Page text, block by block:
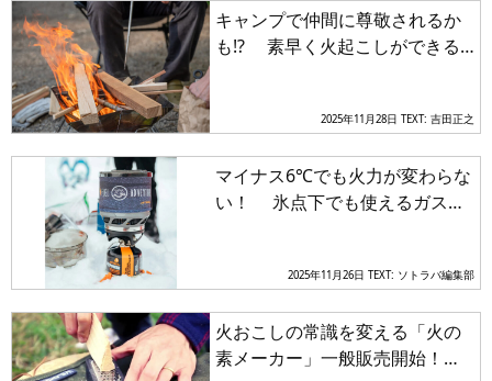
キャンプで仲間に尊敬されるか
も!? 素早く火起こしができる
2025年11月28日 TEXT: 吉田正之
マイナス6℃でも火力が変わらな
い！ 氷点下でも使えるガスバ
2025年11月26日 TEXT: ソトラバ編集部
火おこしの常識を変える「火の
素メーカー」一般販売開始！